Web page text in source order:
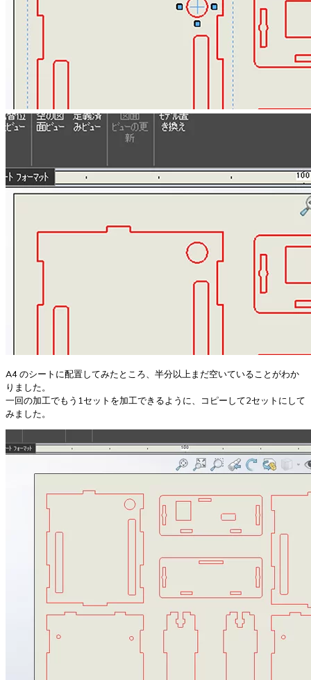
A4 のシートに配置してみたところ、半分以上まだ空いていることがわか
りました。
一回の加工でもう1セットを加工できるように、コピーして2セットにして
みました。